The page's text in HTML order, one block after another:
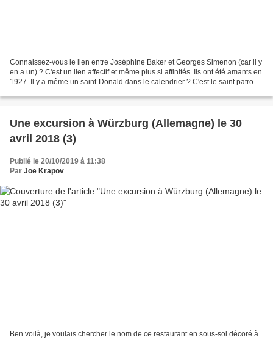
Connaissez-vous le lien entre Joséphine Baker et Georges Simenon (car il y
en a un) ? C'est un lien affectif et même plus si affinités. Ils ont été amants en
1927. Il y a même un saint-Donald dans le calendrier ? C'est le saint patron
Une excursion à Würzburg (Allemagne) le 30
avril 2018 (3)
Publié le 20/10/2019 à 11:38
Par Joe Krapov
Ben voilà, je voulais chercher le nom de ce restaurant en sous-sol décoré à